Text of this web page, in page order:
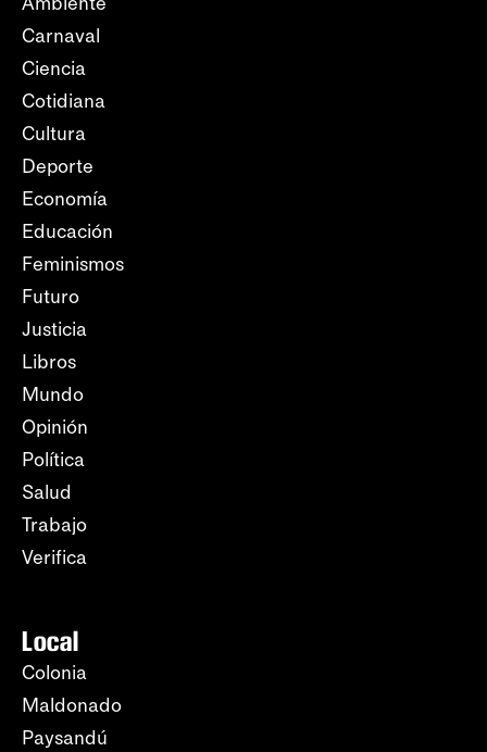
Carnaval
Ciencia
Cotidiana
Cultura
Deporte
Economía
Educación
Feminismos
Futuro
Justicia
Libros
Mundo
Opinión
Política
Salud
Trabajo
Verifica
Local
Colonia
Maldonado
Paysandú